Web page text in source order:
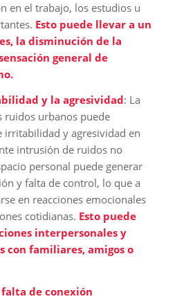
en el trabajo, los estudios u
Esto puede llevar a un
la disminución de la
general de
y la agresividad: La
ruidos urbanos puede
irritabilidad y agresividad en
intrusión de ruidos no
personal puede generar
y falta de control, lo que a
en reacciones emocionales
cotidianas. Esto puede
interpersonales y
familiares, amigos o
de conexión